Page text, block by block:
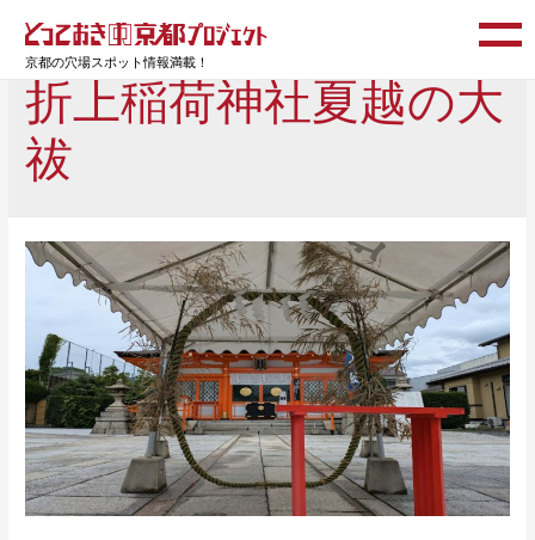
京都の穴場スポット情報満載！
折上稲荷神社夏越の大
祓